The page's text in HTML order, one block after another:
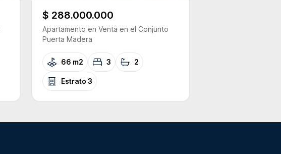
$ 288.000.000
Apartamento en Venta en el Conjunto
Puerta Madera
66 m2 3 2
Estrato3